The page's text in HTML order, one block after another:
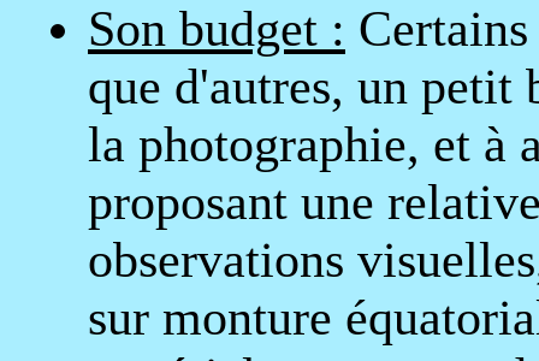
Son budget :
que d'autres, un petit
la photographie, et à
proposant une
observations
sur monture